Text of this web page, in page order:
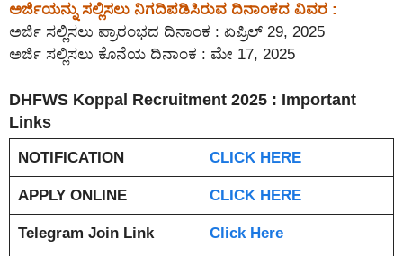
ಅರ್ಜಿಯನ್ನು ಸಲ್ಲಿಸಲು ನಿಗದಿಪಡಿಸಿರುವ ದಿನಾಂಕದ ವಿವರ :
ಅರ್ಜಿ ಸಲ್ಲಿಸಲು ಪ್ರಾರಂಭದ ದಿನಾಂಕ : ಏಪ್ರಿಲ್ 29, 2025
ಅರ್ಜಿ ಸಲ್ಲಿಸಲು ಕೊನೆಯ ದಿನಾಂಕ : ಮೇ 17, 2025
DHFWS Koppal Recruitment 2025 : Important
Links
NOTIFICATION CLICK HERE
APPLY ONLINE CLICK HERE
Telegram Join Link Click Here